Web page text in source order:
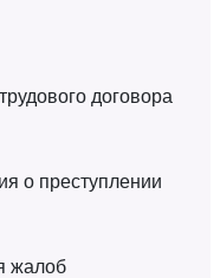
договора
о преступлении
жалоб